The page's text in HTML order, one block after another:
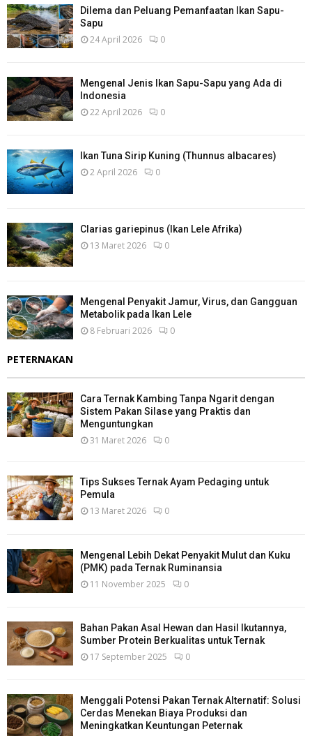
Dilema dan Peluang Pemanfaatan Ikan Sapu-
Sapu
24 April 2026 0
Mengenal Jenis Ikan Sapu-Sapu yang Ada di
Indonesia
22 April 2026 0
Ikan Tuna Sirip Kuning (Thunnus albacares)
2 April 2026 0
Clarias gariepinus (Ikan Lele Afrika)
13 Maret 2026 0
Mengenal Penyakit Jamur, Virus, dan Gangguan
Metabolik pada Ikan Lele
8 Februari 2026 0
PETERNAKAN
Cara Ternak Kambing Tanpa Ngarit dengan
Sistem Pakan Silase yang Praktis dan
Menguntungkan
31 Maret 2026 0
Tips Sukses Ternak Ayam Pedaging untuk
Pemula
13 Maret 2026 0
Mengenal Lebih Dekat Penyakit Mulut dan Kuku
(PMK) pada Ternak Ruminansia
11 November 2025 0
Bahan Pakan Asal Hewan dan Hasil Ikutannya,
Sumber Protein Berkualitas untuk Ternak
17 September 2025 0
Menggali Potensi Pakan Ternak Alternatif: Solusi
Cerdas Menekan Biaya Produksi dan
Meningkatkan Keuntungan Peternak